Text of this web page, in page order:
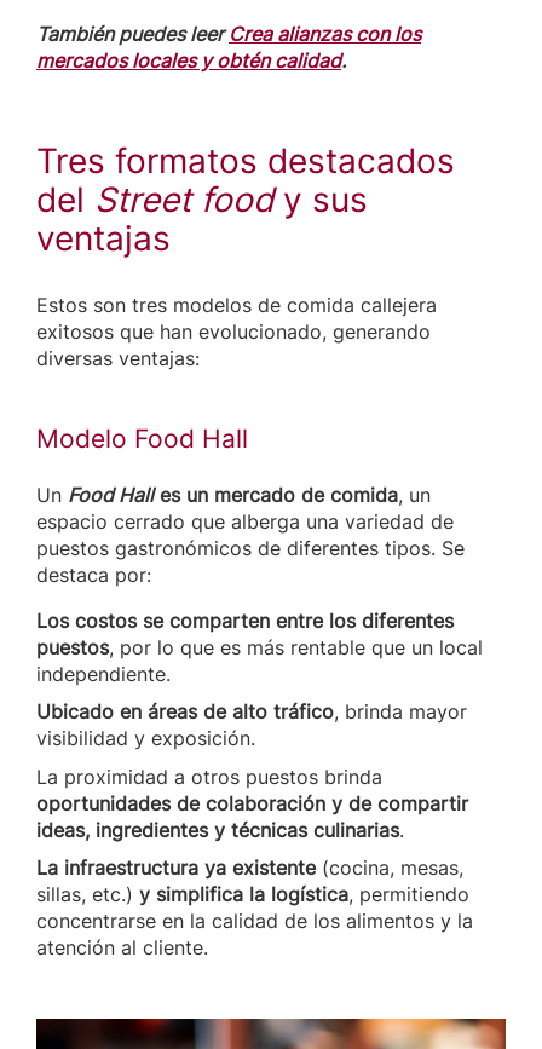
También puedes leerCrea alianzas con los
mercados locales y obtén calidad.
Tres formatos destacados
del Street foody sus
ventajas
Estos son tres modelos de comida callejera
exitosos que han evolucionado, generando
diversas ventajas:
Modelo Food Hall
Un Food Halles un mercado de comida, un
espacio cerrado que alberga una variedad de
puestos gastronómicos de diferentes tipos. Se
destaca por:
Los costos se comparten entre los diferentes
puestos, por lo que es más rentable que un local
independiente.
Ubicado en áreas de alto tráfico, brinda mayor
visibilidad y exposición.
La proximidad a otros puestos brinda
oportunidades de colaboración y de compartir
ideas, ingredientes y técnicas culinarias.
La infraestructura ya existente (cocina, mesas,
sillas, etc.) y simplifica la logística, permitiendo
concentrarse en la calidad de los alimentos y la
atención al cliente.